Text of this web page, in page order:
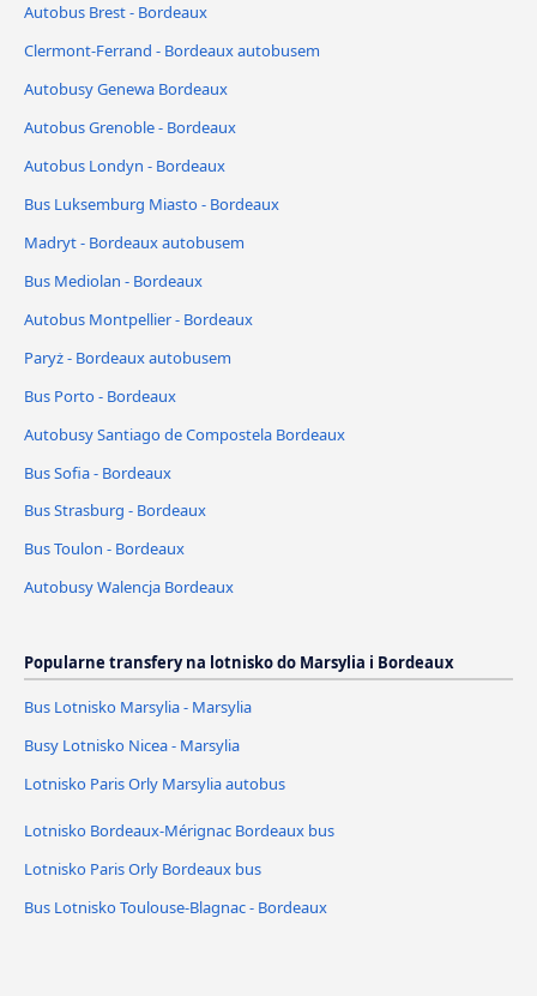
Autobus Brest - Bordeaux
Clermont-Ferrand - Bordeaux autobusem
Autobusy Genewa Bordeaux
Autobus Grenoble - Bordeaux
Autobus Londyn - Bordeaux
Bus Luksemburg Miasto - Bordeaux
Madryt - Bordeaux autobusem
Bus Mediolan - Bordeaux
Autobus Montpellier - Bordeaux
Paryż - Bordeaux autobusem
Bus Porto - Bordeaux
Autobusy Santiago de Compostela Bordeaux
Bus Sofia - Bordeaux
Bus Strasburg - Bordeaux
Bus Toulon - Bordeaux
Autobusy Walencja Bordeaux
Popularne transfery na lotnisko do Marsylia i Bordeaux
Bus Lotnisko Marsylia - Marsylia
Busy Lotnisko Nicea - Marsylia
Lotnisko Paris Orly Marsylia autobus
Lotnisko Bordeaux-Mérignac Bordeaux bus
Lotnisko Paris Orly Bordeaux bus
Bus Lotnisko Toulouse-Blagnac - Bordeaux